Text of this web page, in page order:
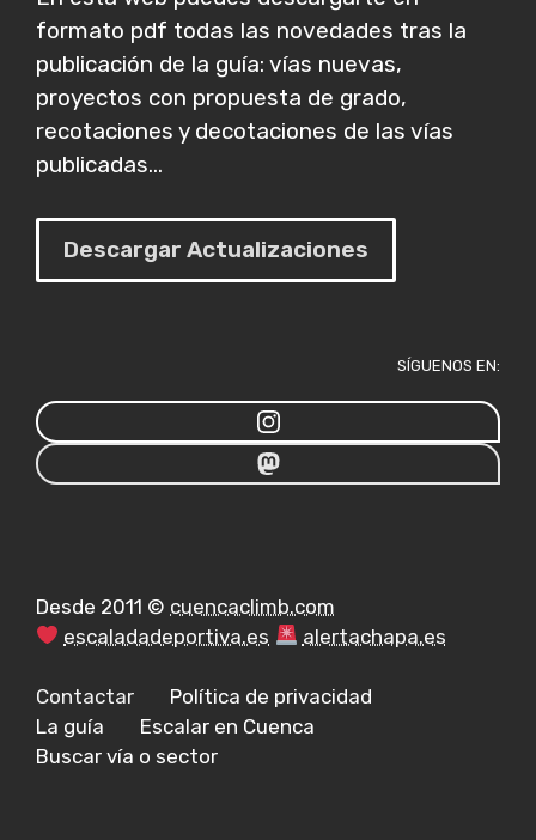
formato pdf todas las novedades tras la
publicación de la guía: vías nuevas,
proyectos con propuesta de grado,
recotaciones y decotaciones de las vías
publicadas...
Descargar Actualizaciones
SÍGUENOS EN:
Desde 2011 © cuencaclimb.com
escaladadeportiva.es
alertachapa.es
Contactar
Política de privacidad
La guía
Escalar en Cuenca
Buscar vía o sector